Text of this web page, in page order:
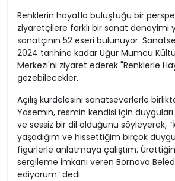
Renklerin hayatla buluştuğu bir
ziyaretçilere farklı bir sanat deneyimi
sanatçının 52 eseri bulunuyor.
2024 tarihine kadar Uğur Mumcu
Merkezi'ni ziyaret ederek "Renklerle
gezebilecekler.
Açılış kurdelesini sanatseverlerle
Yasemin, resmin kendisi için
ve sessiz bir dil olduğunu söyleyerek,
yaşadığım ve hissettiğim birçok
figürlerle anlatmaya çalıştım.
sergileme imkanı veren Bornova
ediyorum” dedi.